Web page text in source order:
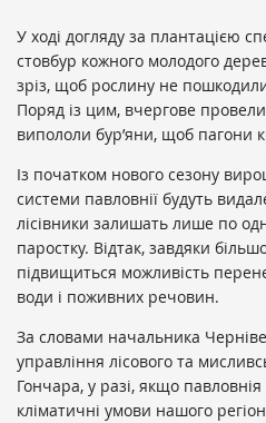
У ході догляду за плантацією
стовбур кожного молодого
зріз, щоб рослину не
Поряд із цим, вчергове
випололи бур’яни, щоб пагони
Із початком нового сезону
системи павловнії будуть
лісівники залишать лише по
паростку. Відтак, завдяки
підвищиться можливість
води і поживних речовин.
За словами начальника
управління лісового та
Гончара, у разі, якщо
кліматичні умови нашого